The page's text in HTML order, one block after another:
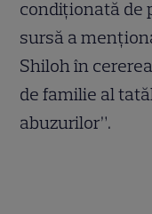
condiționată de
sursă a
Shiloh în
de familie al
abuzurilor”.